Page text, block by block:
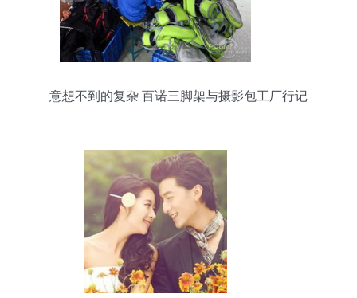
意想不到的复杂 百诺三脚架与摄影包工厂行记